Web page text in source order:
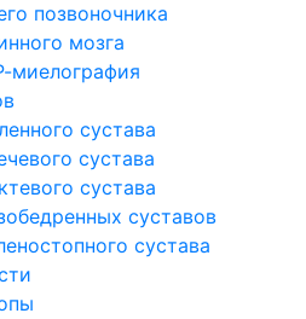
позвоночника
мозга
миелография
сустава
сустава
сустава
суставов
сустава